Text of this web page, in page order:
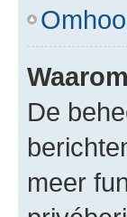
De
meer